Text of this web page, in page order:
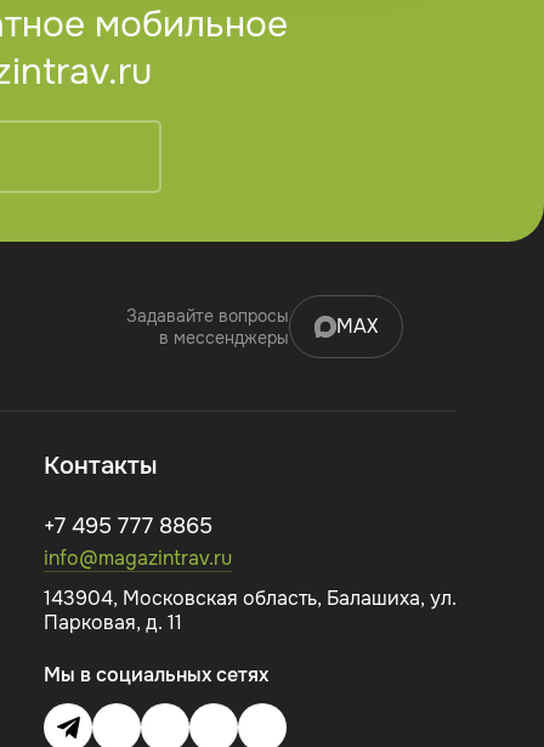
мобильное
Задавайте вопросы
в мессенджеры
MAX
Контакты
+7 495 777 8865
info@magazintrav.ru
143904, Московская область, Балашиха, ул.
Парковая, д. 11
Мы в социальных сетях